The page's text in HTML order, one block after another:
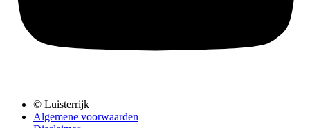
© Luisterrijk
Algemene voorwaarden